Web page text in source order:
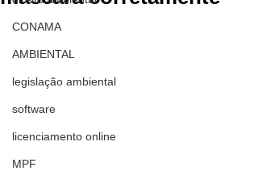
CONAMA
AMBIENTAL
legislação ambiental
software
licenciamento online
MPF